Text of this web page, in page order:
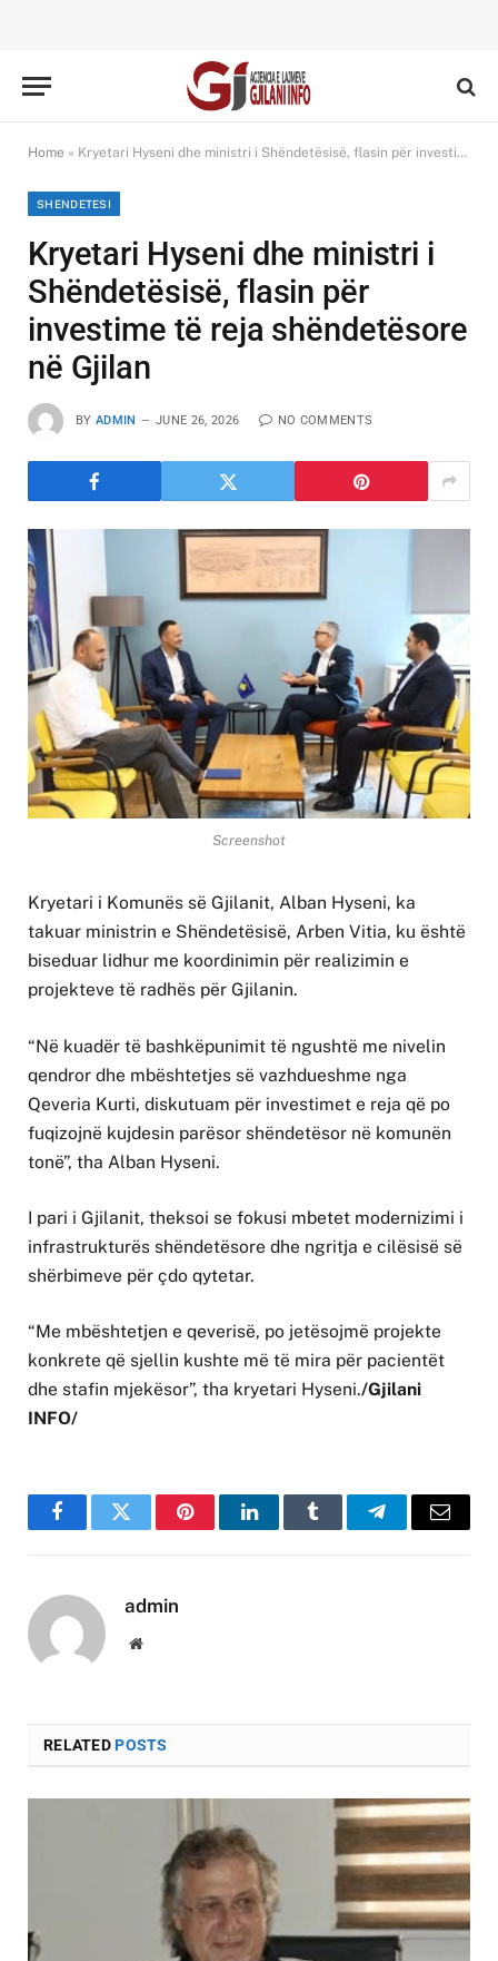
Home » Kryetari Hyseni dhe ministri i Shëndetësisë, flasin për investime të reja shëndetësore në Gjilan
SHENDETESI
Kryetari Hyseni dhe ministri i
Shëndetësisë, flasin për
investime të reja shëndetësore
në Gjilan
BY ADMIN JUNE 26, 2026 NO COMMENTS
Screenshot
Kryetari i Komunës së Gjilanit, Alban Hyseni, ka
takuar ministrin e Shëndetësisë, Arben Vitia, ku është
biseduar lidhur me koordinimin për realizimin e
projekteve të radhës për Gjilanin.
“Në kuadër të bashkëpunimit të ngushtë me nivelin
qendror dhe mbështetjes së vazhdueshme nga
Qeveria Kurti, diskutuam për investimet e reja që po
fuqizojnë kujdesin parësor shëndetësor në komunën
tonë”, tha Alban Hyseni.
I pari i Gjilanit, theksoi se fokusi mbetet modernizimi i
infrastrukturës shëndetësore dhe ngritja e cilësisë së
shërbimeve për çdo qytetar.
“Me mbështetjen e qeverisë, po jetësojmë projekte
konkrete që sjellin kushte më të mira për pacientët
dhe stafin mjekësor”, tha kryetari Hyseni./Gjilani
INFO/
FacebookTwitter PinterestLinkedInTumblr TelegramEmail
admin
Website
RELATEDPOSTS